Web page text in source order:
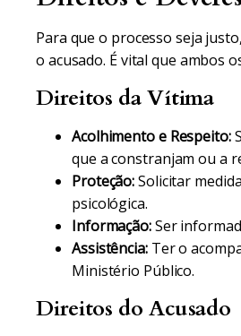
Para que o processo seja
o acusado. É vital que ambos
Direitos da Vítima
Acolhimento e Respeito:
que a constranjam ou a
Proteção:Solicitar
psicológica.
Informação:Ser
Assistência:Ter o
Ministério Público.
Direitos do Acusado